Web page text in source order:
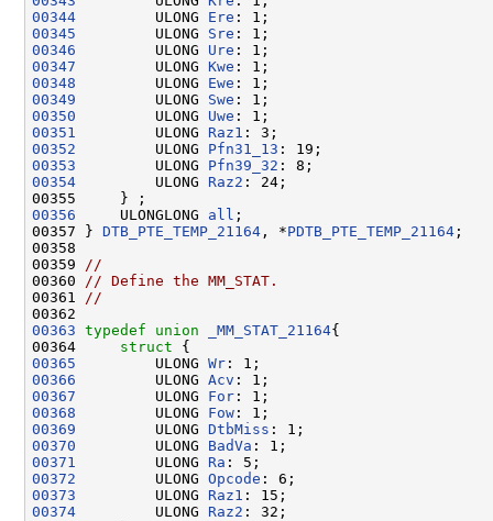
00344
         ULONG
Ere
00345
         ULONG
Sre
00346
         ULONG
Ure
00347
         ULONG
Kwe
00348
         ULONG
Ewe
00349
         ULONG
Swe
00350
         ULONG
Uwe
00351
         ULONG
Raz1
00352
         ULONG
Pfn31_13
00353
         ULONG
Pfn39_32
00354
         ULONG
Raz2 : 24;
00356
     ULONGLONG
all ;
00357 } DTB_PTE_TEMP_21164 , *PDTB_PTE_TEMP_21164 ;
00358
00359
//
00360
// Define the MM_STAT.
00361
//
00363 typedef union _MM_STAT_21164{
00364 struct
00365
         ULONG
Wr
00366
         ULONG
Acv
00367
         ULONG
For
00368
         ULONG
Fow
00369
         ULONG
DtbMiss
00370
         ULONG
BadVa
00371
         ULONG
Ra
00372
         ULONG
Opcode
00373
         ULONG
Raz1
00374
         ULONG
Raz2 : 32;